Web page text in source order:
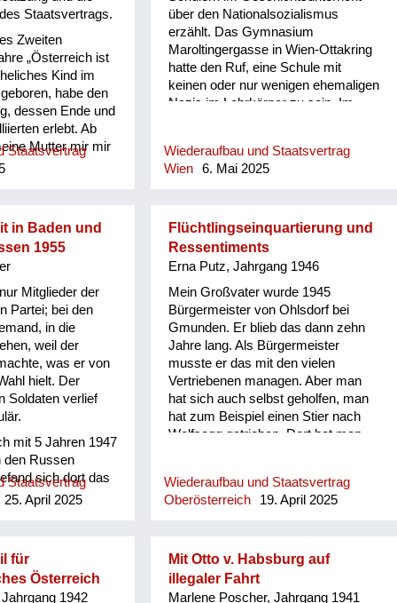
Staatsvertrags.
Zweiten
„Österreich ist
Kind im
habe den
dessen Ende und
erlebt. Ab
Mutter mir mir
bei
man daran,
Kindern aus den
evakuieren, das
Gebiete zu
war es sicherer,
konnten
versorgt
dass ich die
vierten und
auf dem Land
der Zeit
Wien, wo mir
wenn
gerieten, da
im Radio der
Familienmitgli...
Staatsvertrag
über den Nationalsozialismus
erzählt. Das Gymnasium
Maroltingergasse in Wien-Ottakring
hatte den Ruf, eine Schule mit
keinen oder nur wenigen ehemaligen
Nazis im Lehrkörper zu sein. Im
über das Geschehen in den NS-
Konzentrationslagern zu sehen
Wiederaufbau und Staatsvertrag
Wien
6. Mai 2025
in Baden und
1955
Mitglieder der
Partei; bei den
in die
weil der
was er von
hielt. Der
Soldaten verlief
mit 5 Jahren 1947
den Russen
sich dort das
russischen
einfach
schönen, alten
Staatsvertrag
25. April 2025
Flüchtlingseinquartierung und
Ressentiments
Erna Putz, Jahrgang 1946
Mein Großvater wurde 1945
Bürgermeister von Ohlsdorf bei
Gmunden. Er blieb das dann zehn
Jahre lang. Als Bürgermeister
musste er das mit den vielen
Vertriebenen managen. Aber man
hat sich auch selbst geholfen, man
hat zum Beispiel einen Stier nach
Wolfsegg getrieben. Dort hat man
Entscheidend war, ob man genug zu
essen hatte. Aber ich glaube, in
Zucker oder Schuhe zu kaufen gab,
hatten sie dann wenigstens was
zum Eintauschen. Schon im März
Wiederaufbau und Staatsvertrag
Oberösterreich
19. April 2025
für
Österreich
1942
Mit Otto v. Habsburg auf
illegaler Fahrt
Marlene Poscher, Jahrgang 1941